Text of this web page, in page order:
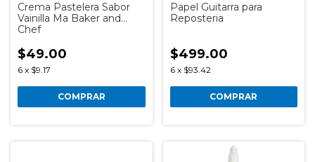
Crema Pastelera Sabor
Vainilla Ma Baker and
Chef
$49.00
6 x $9.17
COMPRAR
Papel Guitarra para
Reposteria
$499.00
6 x $93.42
COMPRAR